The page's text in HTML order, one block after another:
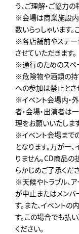
う、ご理解・ご協力
※会場は商業施設内
数いらっしゃいます
※各店舗前やステー
させていただきます。
※通行のためのスペ
※危険物や酒類の持
への参加は禁止とさ
※イベント会場内・
者・会場・出演者は
理をお願いいたします
※イベント会場まで
となります。万が一
りません。CD商品
らかじめご了承くださ
※天候やトラブル、
が中止またはメン
す。また、イベント
す。この場合でも払
ください。